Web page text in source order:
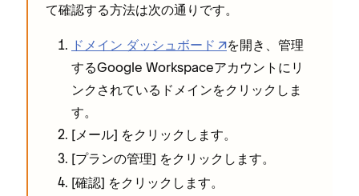
て確認する方法は次の通りです⁠。
ドメイン ダ⁠ッシ⁠ュボ⁠ード
を開き⁠、管理
するGoogle Workspaceアカウントにリ
ンクされているドメインをクリ⁠ックしま
す⁠。
[⁠メ⁠ール⁠] をクリ⁠ックします⁠。
[⁠プランの管理⁠] をクリ⁠ックします⁠。
[⁠確認⁠] をクリ⁠ックします⁠。